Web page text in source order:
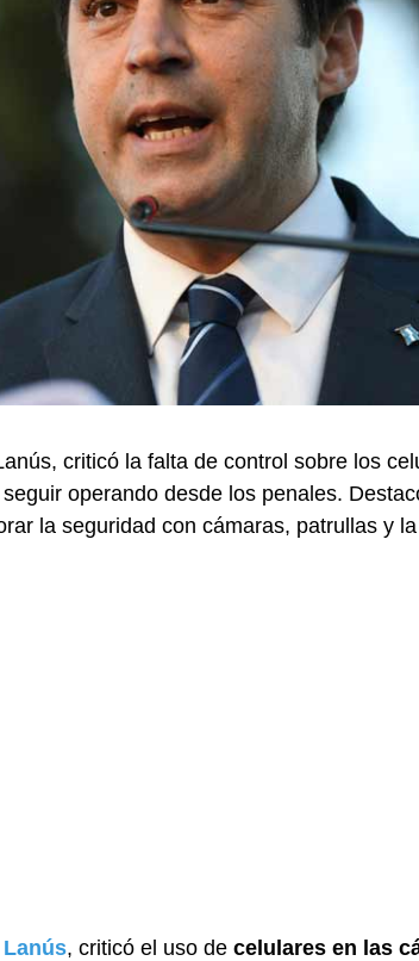
criticó la falta de control sobre los
operando desde los penales.
la seguridad con cámaras, patrullas y
Lanús, criticó el uso de celulares en las